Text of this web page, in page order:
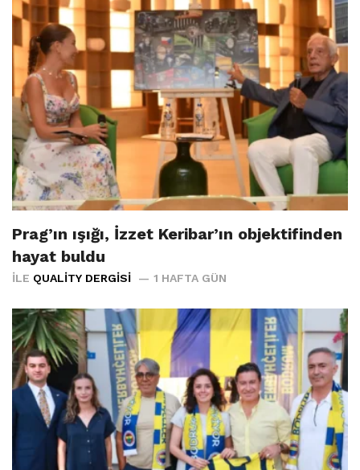
Prag’ın ışığı, İzzet Keribar’ın objektifinden
hayat buldu
İLE QUALITY DERGISI 1 HAFTA GÜN